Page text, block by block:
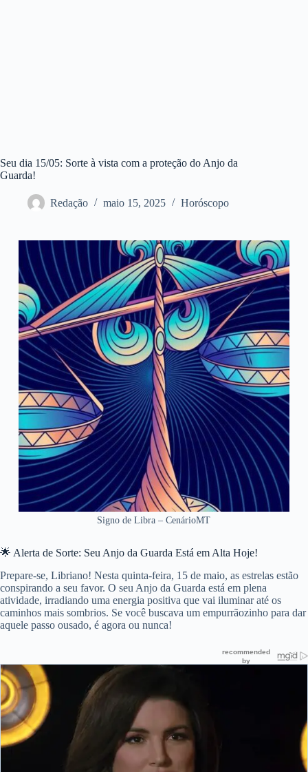
Seu dia 15/05: Sorte à vista com a proteção do Anjo da
Guarda!
Redação maio 15, 2025 Horóscopo
Signo de Libra – CenárioMT
🌟 Alerta de Sorte: Seu Anjo da Guarda Está em Alta Hoje!
Prepare-se, Libriano! Nesta quinta-feira, 15 de maio, as estrelas estão
conspirando a seu favor. O seu Anjo da Guarda está em plena
atividade, irradiando uma energia positiva que vai iluminar até os
caminhos mais sombrios. Se você buscava um empurrãozinho para dar
aquele passo ousado, é agora ou nunca!